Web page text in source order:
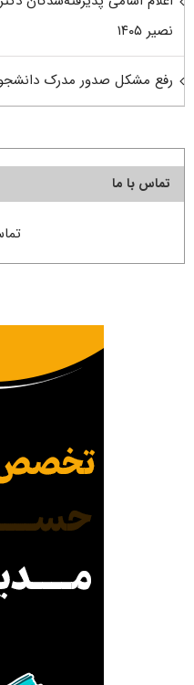
نصیر ۱۴۰۵
رفع مشکل صدور مدرک
تماس با ما